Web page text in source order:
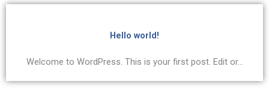
Hello world!
Welcome to WordPress. This is your first post. Edit or...